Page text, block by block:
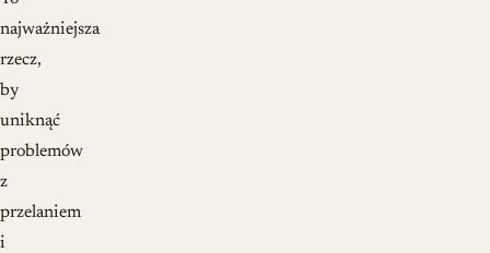
najważniejsza
rzecz,
by
uniknąć
problemów
z
przelaniem
i